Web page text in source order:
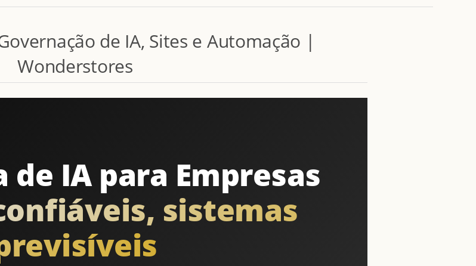
de IA, Sites e Automação |
Wonderstores
IA para Empresas
sistemas